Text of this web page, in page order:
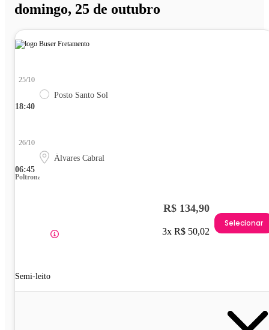
domingo, 25 de outubro
18:40
25/10
Posto Santo Sol
06:45
26/10
Álvares Cabral
Poltrona
Semi-leito
R$ 134,90
3x R$ 50,02
Selecionar